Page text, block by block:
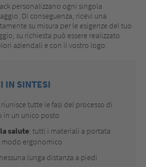
personalizzano ogni singola
Di conseguenza, ricevi una
su misura per le esigenze del tuo
su richiesta può essere realizzato
aziendali e con il vostro logo.
IN SINTESI
riunisce tutte le fasi del processo di
in un unico posto
salute: tutti i materiali a portata
ergonomico
lunga distanza a piedi